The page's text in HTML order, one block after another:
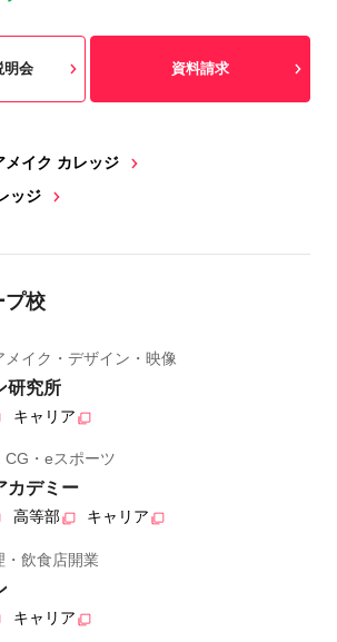
メイク カレッジ
ッジ
明会 資料請求
プ校
イク・デザイン・映像
研究所
キャリア
・eスポーツ
カデミー
高等部 キャリア
・飲食店開業
キャリア